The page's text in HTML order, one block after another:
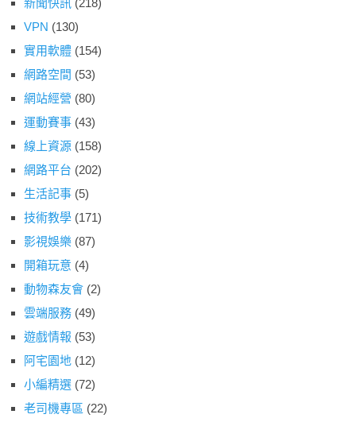
新聞快訊 (218)
VPN (130)
實用軟體 (154)
網路空間 (53)
網站經營 (80)
運動賽事 (43)
線上資源 (158)
網路平台 (202)
生活記事 (5)
技術教學 (171)
影視娛樂 (87)
開箱玩意 (4)
動物森友會 (2)
雲端服務 (49)
遊戲情報 (53)
阿宅園地 (12)
小編精選 (72)
老司機專區 (22)